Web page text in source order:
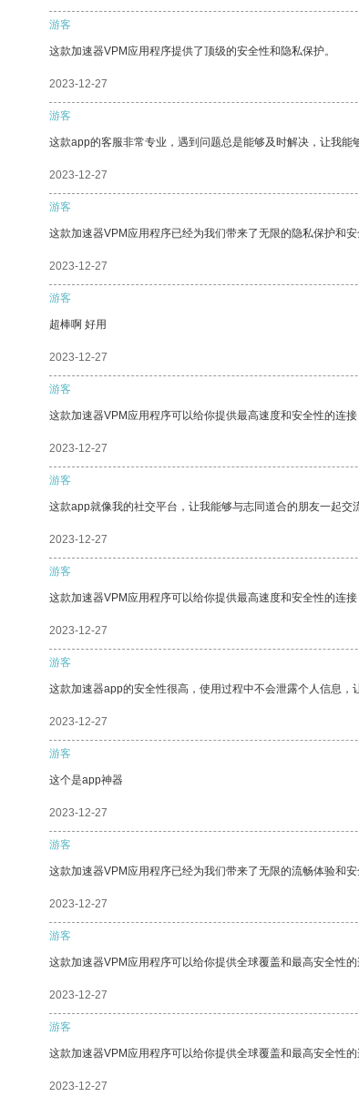
游客
这款加速器VPM应用程序提供了顶级的安全性和隐私保护。
2023-12-27
游客
这款app的客服非常专业，遇到问题总是能够及时解决，让我能
2023-12-27
游客
这款加速器VPM应用程序已经为我们带来了无限的隐私保护和安
2023-12-27
游客
超棒啊 好用
2023-12-27
游客
这款加速器VPM应用程序可以给你提供最高速度和安全性的连接
2023-12-27
游客
这款app就像我的社交平台，让我能够与志同道合的朋友一起交
2023-12-27
游客
这款加速器VPM应用程序可以给你提供最高速度和安全性的连接
2023-12-27
游客
这款加速器app的安全性很高，使用过程中不会泄露个人信息，
2023-12-27
游客
这个是app神器
2023-12-27
游客
这款加速器VPM应用程序已经为我们带来了无限的流畅体验和安
2023-12-27
游客
这款加速器VPM应用程序可以给你提供全球覆盖和最高安全性的
2023-12-27
游客
这款加速器VPM应用程序可以给你提供全球覆盖和最高安全性的
2023-12-27